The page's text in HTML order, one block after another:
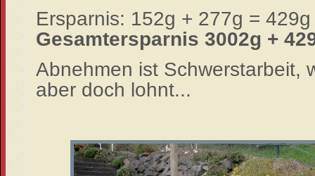
Ersparnis: 152g + 277g = 429g
Gesamtersparnis 3002g +
Abnehmen ist Schwerstarbeit,
aber doch lohnt...